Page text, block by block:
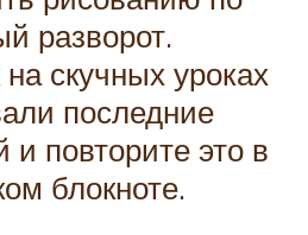
разворот.
скучных уроках
последние
и повторите это в
блокноте.